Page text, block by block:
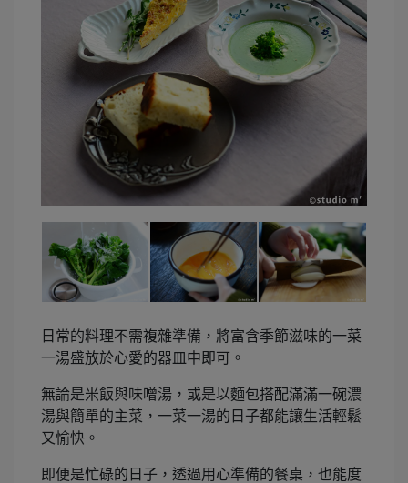
日常的料理不需複雜準備，將富含季節滋味的一菜
一湯盛放於心愛的器皿中即可。
無論是米飯與味噌湯，或是以麵包搭配滿滿一碗濃
湯與簡單的主菜，一菜一湯的日子都能讓生活輕鬆
又愉快。
即便是忙碌的日子，透過用心準備的餐桌，也能度